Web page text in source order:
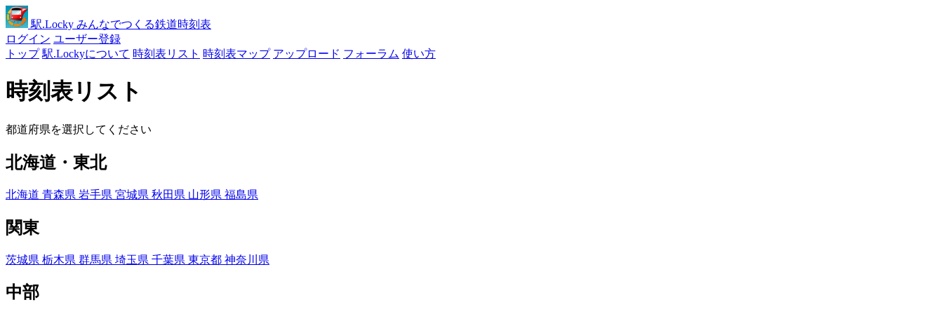
駅.Locky みんなでつくる鉄道時刻表
ログイン ユーザー登録
トップ 駅.Lockyについて 時刻表リスト 時刻表マップ アップロード フォーラム 使い方
時刻表リスト
都道府県を選択してください
北海道・東北
北海道 青森県 岩手県 宮城県 秋田県 山形県 福島県
関東
茨城県 栃木県 群馬県 埼玉県 千葉県 東京都 神奈川県
中部